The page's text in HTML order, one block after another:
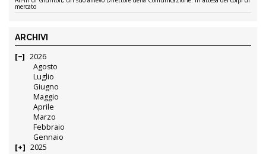
mercato
ARCHIVI
2026
Agosto
Luglio
Giugno
Maggio
Aprile
Marzo
Febbraio
Gennaio
2025